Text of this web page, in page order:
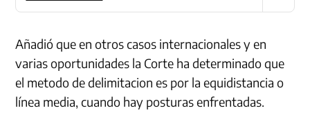
Añadió que en otros casos internacionales y en
varias oportunidades la Corte ha determinado que
el metodo de delimitacion es por la equidistancia o
línea media, cuando hay posturas enfrentadas.